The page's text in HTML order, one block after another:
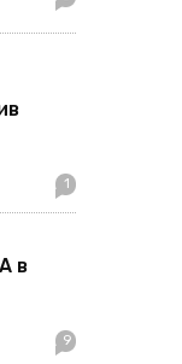
1
в
9